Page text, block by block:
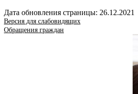
Дата обновления страницы: 26.12.2021
Версия для слабовидящих
Обращения граждан